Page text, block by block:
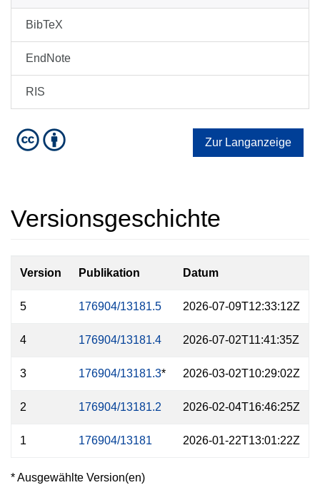
BibTeX
EndNote
RIS
Zur Langanzeige
Versionsgeschichte
Version Publikation Datum
5 176904/13181.5 2026-07-09T12:33:12Z
4 176904/13181.4 2026-07-02T11:41:35Z
3 176904/13181.3* 2026-03-02T10:29:02Z
2 176904/13181.2 2026-02-04T16:46:25Z
1 176904/13181 2026-01-22T13:01:22Z
* Ausgewählte Version(en)